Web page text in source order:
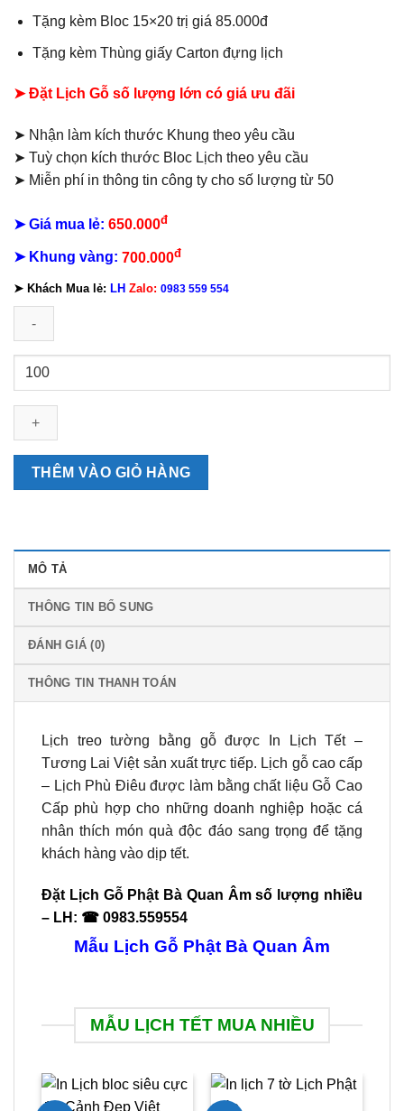
Tặng kèm Bloc 15×20 trị giá 85.000đ
Tặng kèm Thùng giấy Carton đựng lịch
➤ Đặt Lịch Gỗ số lượng lớn có giá ưu đãi
➤ Nhận làm kích thước Khung theo yêu cầu
➤ Tuỳ chọn kích thước Bloc Lịch theo yêu cầu
➤ Miễn phí in thông tin công ty cho số lượng từ 50
➤ Giá mua lẻ: 650.000đ
➤ Khung vàng: 700.000đ
➤ Khách Mua lẻ: LH Zalo: 0983 559 554
Lịch
Phật
Quan
lượng
THÊM VÀO GIỎ HÀNG
MÔ TẢ
THÔNG TIN BỔ SUNG
ĐÁNH GIÁ (0)
THÔNG TIN THANH TOÁN
Lịch treo tường bằng gỗ được In Lịch Tết –
Tương Lai Việt sản xuất trực tiếp. Lịch gỗ cao cấp
– Lịch Phù Điêu được làm bằng chất liệu Gỗ Cao
Cấp phù hợp cho những doanh nghiệp hoặc cá
nhân thích món quà độc đáo sang trọng để tặng
khách hàng vào dịp tết.
Đặt Lịch Gỗ Phật Bà Quan Âm số lượng nhiều
– LH: ☎ 0983.559554
Mẫu Lịch Gỗ Phật Bà Quan Âm
MẪU LỊCH TẾT MUA NHIỀU